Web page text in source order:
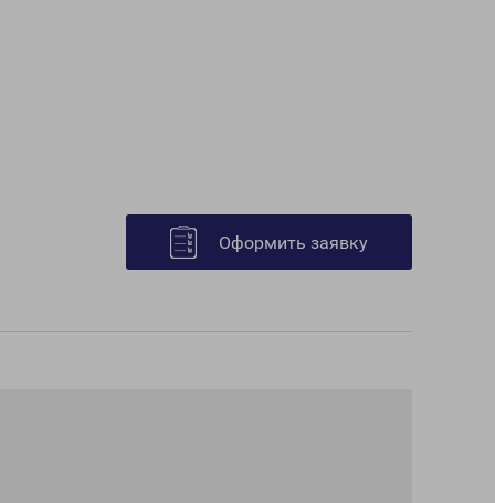
Оформить заявку